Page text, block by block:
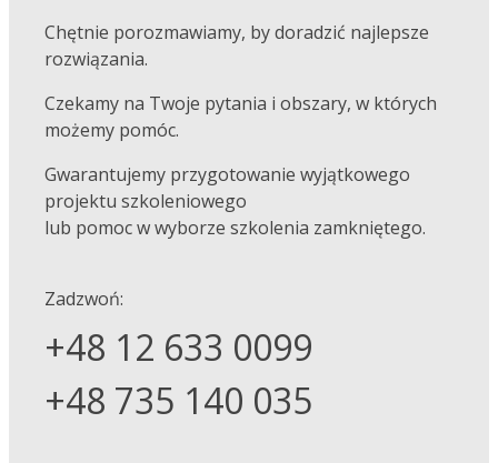
Chętnie porozmawiamy, by doradzić najlepsze
rozwiązania.
Czekamy na Twoje pytania i obszary, w których
możemy pomóc.
Gwarantujemy przygotowanie wyjątkowego
projektu szkoleniowego
lub pomoc w wyborze szkolenia zamkniętego.
Zadzwoń:
+48 12 633 0099
+48 735 140 035